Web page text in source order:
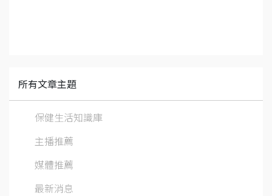
所有文章主題
保健生活知識庫
主播推薦
媒體推薦
最新消息